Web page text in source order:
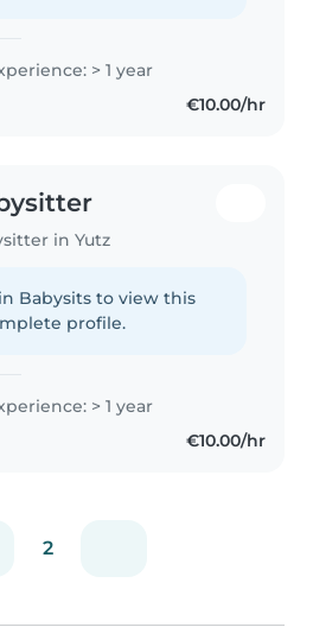
> 1 year
€10.00/hr
in Yutz
Babysits to view this
profile.
> 1 year
€10.00/hr
2